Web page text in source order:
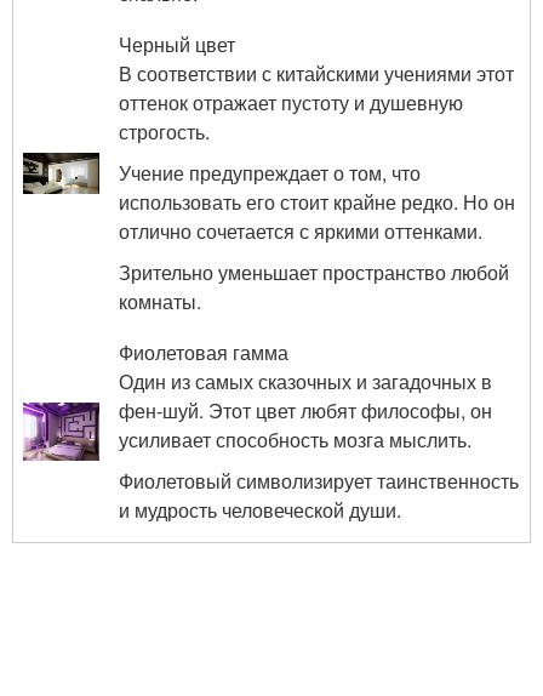
Черный цвет
В соответствии с китайскими учениями этот
оттенок отражает пустоту и душевную
строгость.
Учение предупреждает о том, что
использовать его стоит крайне редко. Но он
отлично сочетается с яркими оттенками.
Зрительно уменьшает пространство любой
комнаты.
Фиолетовая гамма
Один из самых сказочных и загадочных в
фен-шуй. Этот цвет любят философы, он
усиливает способность мозга мыслить.
Фиолетовый символизирует таинственность
и мудрость человеческой души.